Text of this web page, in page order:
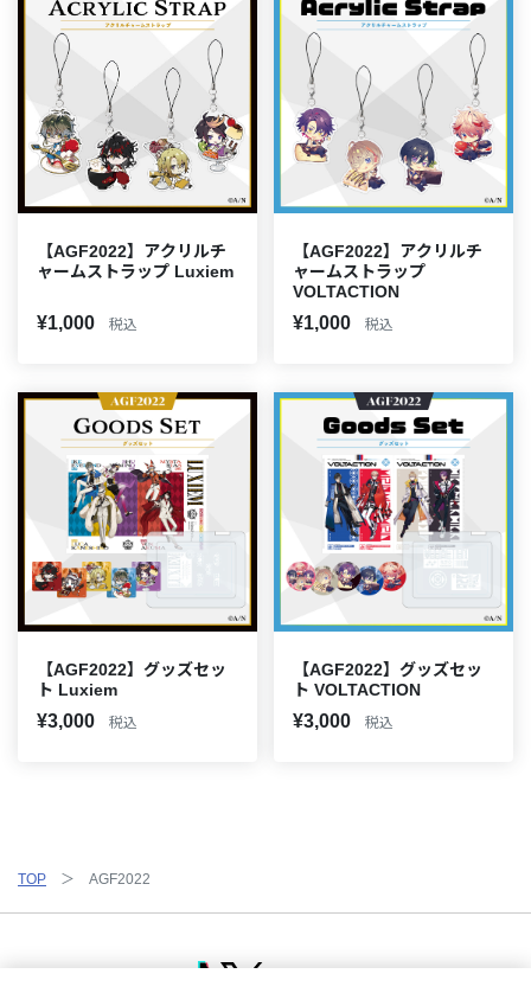
【AGF2022】アクリルチ
ャームストラップ Luxiem
¥1,000 税込
【AGF2022】アクリルチ
ャームストラップ
VOLTACTION
¥1,000 税込
【AGF2022】グッズセッ
ト Luxiem
¥3,000 税込
【AGF2022】グッズセッ
ト VOLTACTION
¥3,000 税込
TOP AGF2022